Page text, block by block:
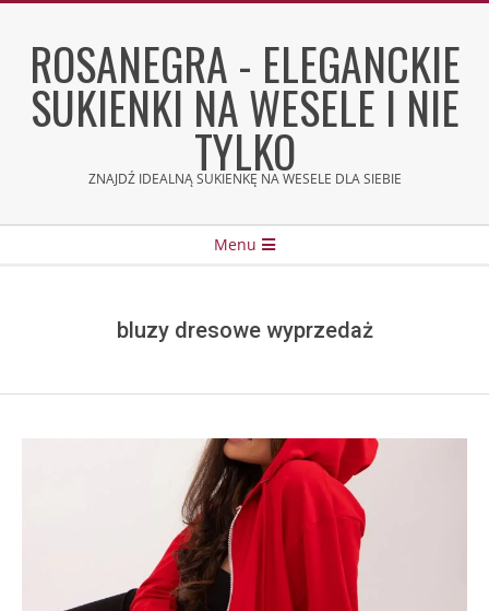
contentROSANEGRA - ELEGANCKIE
SUKIENKI NA WESELE I NIE
TYLKO
ZNAJDŹ IDEALNĄ SUKIENKĘ NA WESELE DLA SIEBIE
Menu
bluzy dresowe wyprzedaż